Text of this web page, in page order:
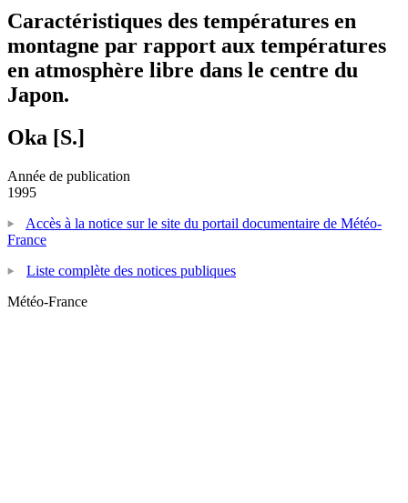
Caractéristiques des températures en
montagne par rapport aux températures
en atmosphère libre dans le centre du
Japon.
Oka [S.]
Année de publication
1995
Accès à la notice sur le site du portail documentaire de Météo-
France
Liste complète des notices publiques
Météo-France